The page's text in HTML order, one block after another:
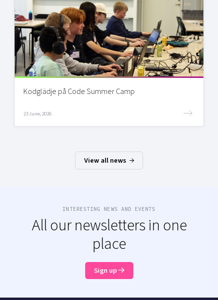
Kodglädje på Code Summer Camp
23 June, 2026
View all news
INTERESTING NEWS AND EVENTS
All our newsletters in one
place
Sign up